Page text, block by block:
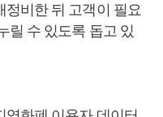
비한 뒤 고객이 필요
릴 수 있도록 돕고 있